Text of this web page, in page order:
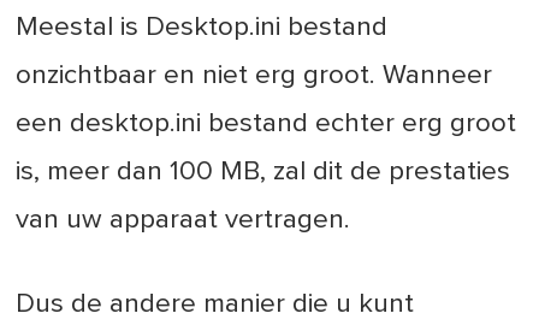
Meestal is Desktop.ini bestand
onzichtbaar en niet erg groot. Wanneer
een desktop.ini bestand echter erg groot
is, meer dan 100 MB, zal dit de prestaties
van uw apparaat vertragen.
Dus de andere manier die u kunt